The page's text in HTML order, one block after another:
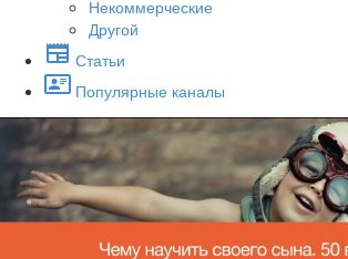
Некоммерческие
Другой
Статьи
Популярные каналы